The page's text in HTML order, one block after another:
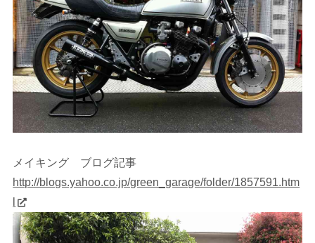
メイキング ブログ記事
http://blogs.yahoo.co.jp/green_garage/folder/1857591.htm